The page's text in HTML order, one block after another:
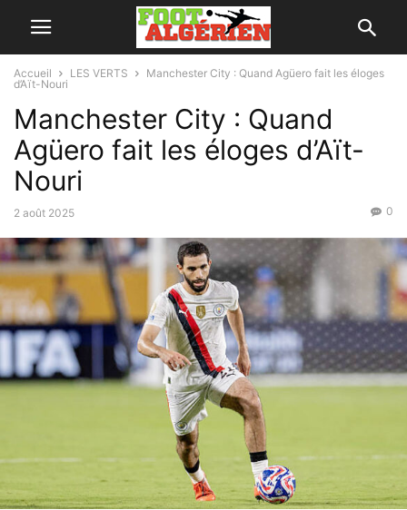
Accueil LES VERTS
Manchester City : Quand Agüero fait les éloges
d’Aït-Nouri
Manchester City : Quand
Agüero fait les éloges d’Aït-
Nouri
2 août 2025 0